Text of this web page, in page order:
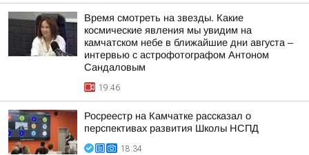
Время смотреть на звезды. Какие
космические явления мы увидим на
камчатском небе в ближайшие дни августа –
интервью с астрофотографом Антоном
Сандаловым
19:46
Росреестр на Камчатке рассказал о
перспективах развития Школы НСПД
18:34